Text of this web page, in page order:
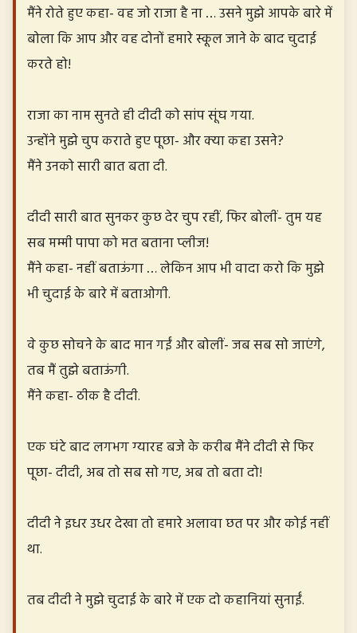
मैंने रोते हुए कहा- वह जो राजा है ना … उसने मुझे आपके बारे में
बोला कि आप और वह दोनों हमारे स्कूल जाने के बाद चुदाई
करते हो!
राजा का नाम सुनते ही दीदी को सांप सूंघ गया.
उन्होंने मुझे चुप कराते हुए पूछा- और क्या कहा उसने?
मैंने उनको सारी बात बता दी.
दीदी सारी बात सुनकर कुछ देर चुप रहीं, फिर बोलीं- तुम यह
सब मम्मी पापा को मत बताना प्लीज!
मैंने कहा- नहीं बताऊंगा … लेकिन आप भी वादा करो कि मुझे
भी चुदाई के बारे में बताओगी.
वे कुछ सोचने के बाद मान गईं और बोलीं- जब सब सो जाएंगे,
तब मैं तुझे बताऊंगी.
मैंने कहा- ठीक है दीदी.
एक घंटे बाद लगभग ग्यारह बजे के करीब मैंने दीदी से फिर
पूछा- दीदी, अब तो सब सो गए, अब तो बता दो!
दीदी ने इधर उधर देखा तो हमारे अलावा छत पर और कोई नहीं
था.
तब दीदी ने मुझे चुदाई के बारे में एक दो कहानियां सुनाईं.